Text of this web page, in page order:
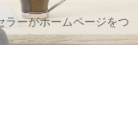
ラーがホームページをつ